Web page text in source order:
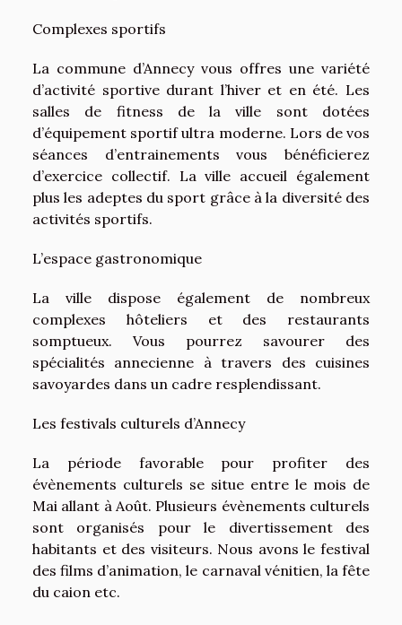
Complexes sportifs
La commune d’Annecy vous offres une variété
d’activité sportive durant l’hiver et en été. Les
salles de fitness de la ville sont dotées
d’équipement sportif ultra moderne. Lors de vos
séances d’entrainements vous bénéficierez
d’exercice collectif. La ville accueil également
plus les adeptes du sport grâce à la diversité des
activités sportifs.
L’espace gastronomique
La ville dispose également de nombreux
complexes hôteliers et des restaurants
somptueux. Vous pourrez savourer des
spécialités annecienne à travers des cuisines
savoyardes dans un cadre resplendissant.
Les festivals culturels d’Annecy
La période favorable pour profiter des
évènements culturels se situe entre le mois de
Mai allant à Août. Plusieurs évènements culturels
sont organisés pour le divertissement des
habitants et des visiteurs. Nous avons le festival
des films d’animation, le carnaval vénitien, la fête
du caion etc.